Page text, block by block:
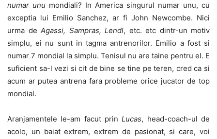
numar unu mondiali? In America singurul numar unu, cu
exceptia lui Emilio Sanchez, ar fi John Newcombe. Nici
urma de Agassi, Sampras, Lendl, etc. etc dintr-un motiv
simplu, ei nu sunt in tagma antrenorilor. Emilio a fost si
numar 7 mondial la simplu. Tenisul nu are taine pentru el. E
suficient sa-l vezi si cit de bine se tine pe teren, cred ca si
acum ar putea antrena fara probleme orice jucator de top
mondial.
Aranjamentele le-am facut prinLucas, head-coach-ul de
acolo, un baiat extrem, extrem de pasionat, si care, voi